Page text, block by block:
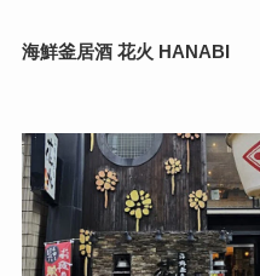
海鮮釜居酒 花火 HANABI